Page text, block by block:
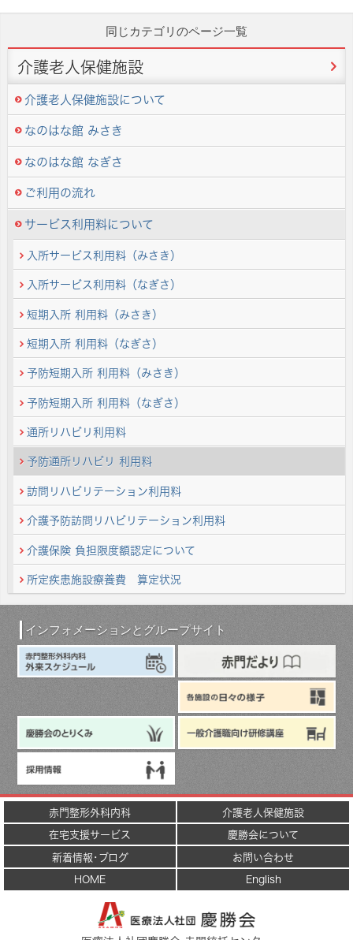
同じカテゴリのページ一覧
介護老人保健施設
介護老人保健施設について
なのはな館 みさき
なのはな館 なぎさ
ご利用の流れ
サービス利用料について
入所サービス利用料（みさき）
入所サービス利用料（なぎさ）
短期入所 利用料（みさき）
短期入所 利用料（なぎさ）
予防短期入所 利用料（みさき）
予防短期入所 利用料（なぎさ）
通所リハビリ利用料
予防通所リハビリ 利用料
訪問リハビリテーション利用料
介護予防訪問リハビリテーション利用料
介護保険 負担限度額認定について
所定疾患施設療養費 算定状況
インフォメーションとグループサイト
赤門整形外科内科
介護老人保健施設
在宅支援サービス
慶勝会について
新着情報･ブログ
お問い合わせ
HOME
English